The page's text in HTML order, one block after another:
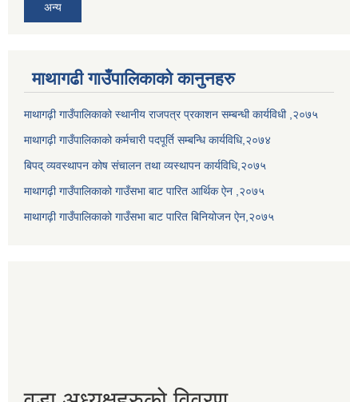
अन्य
माथागढी गाउँपालिकाको कानुनहरु
माथागढ़ी गाउँपालिकाको स्थानीय राजपत्र प्रकाशन सम्बन्धी कार्यविधी ,२०७५
माथागढ़ी गाउँपालिकाको कर्मचारी पदपूर्ति सम्बन्धि कार्यविधि,२०७४
बिपद् व्यवस्थापन कोष संचालन तथा व्यस्थापन कार्यविधि,२०७५
माथागढ़ी गाउँपालिकाको गाउँसभा बाट पारित आर्थिक ऐन ,२०७५
माथागढ़ी गाउँपालिकाको गाउँसभा बाट पारित बिनियोजन ऐन,२०७५